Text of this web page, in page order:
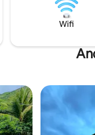
en
kaféer och
Wifi